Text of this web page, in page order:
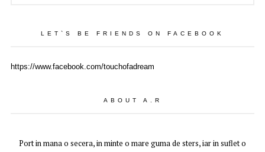
LET`S BE FRIENDS ON FACEBOOK
https://www.facebook.com/touchofadream
ABOUT A.R
Port in mana o secera, in minte o mare guma de sters, iar in suflet o